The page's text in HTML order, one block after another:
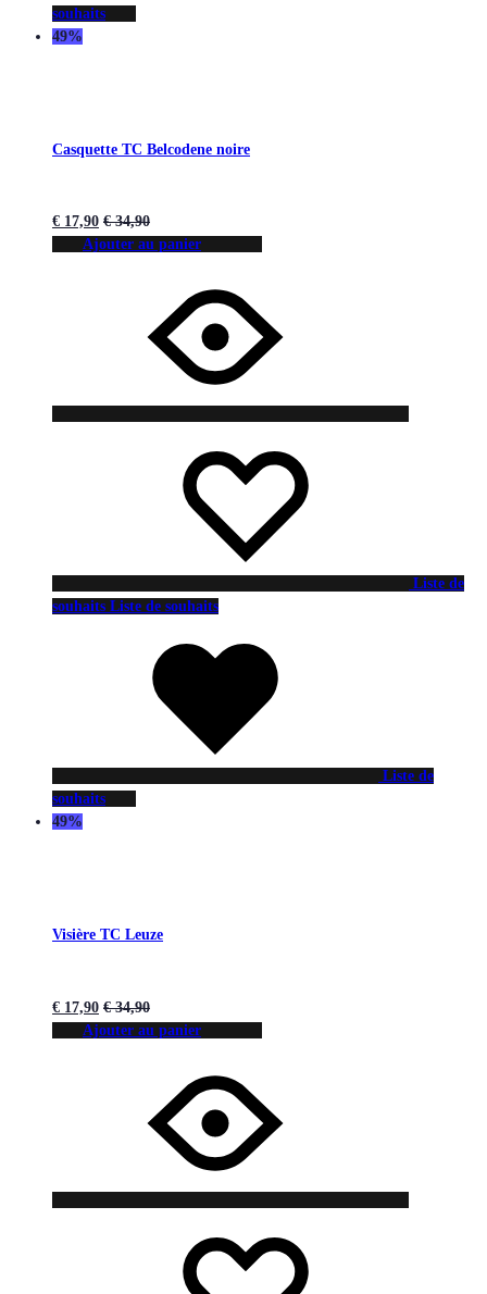
souhaits
49%
Casquette TC Belcodene noire
€ 17,90 €34,90
Ajouter au panier
Liste de
souhaits Liste de souhaits
Liste de
souhaits
49%
Visière TC Leuze
€ 17,90 €34,90
Ajouter au panier